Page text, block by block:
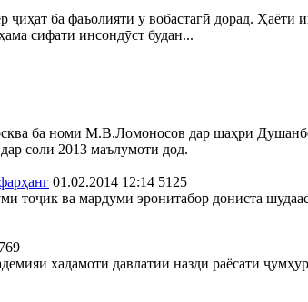
ба фаъолияти ӯ вобастагӣ дорад. Ҳаёти
сифати инсондӯст будан...
ба номи М.В.Ломоносов дар шаҳри
соли 2013 маълумоти дод.
01.02.2014 12:14 5125
ва мардуми эронитабор дониста
хадамоти давлатии назди раёсати